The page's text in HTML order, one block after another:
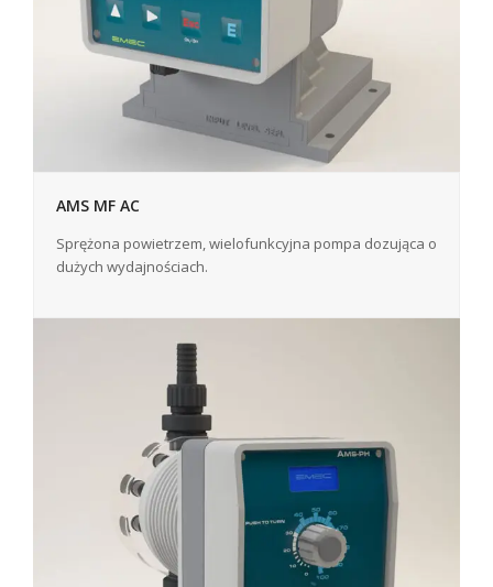
AMS MF AC
Sprężona powietrzem, wielofunkcyjna pompa dozująca o
dużych wydajnościach.